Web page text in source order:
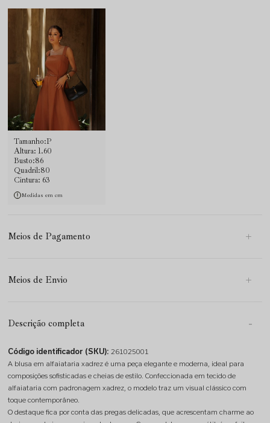
Tamanho:P
Altura: 1.60
Busto:86
Quadril:80
Cintura: 63
Medidas em cm
Meios de Pagamento
Meios de Envio
Descrição completa
Código identificador (SKU): 261025001
A blusa em alfaiataria xadrez é uma peça elegante e moderna, ideal para
composições sofisticadas e cheias de estilo. Confeccionada em tecido de
alfaiataria com padronagem xadrez, o modelo traz um visual clássico com
toque contemporâneo.
O destaque fica por conta das pregas delicadas, que acrescentam charme ao